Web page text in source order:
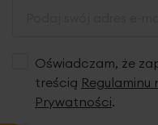
Oświadczam, że
treścią
Prywatności.